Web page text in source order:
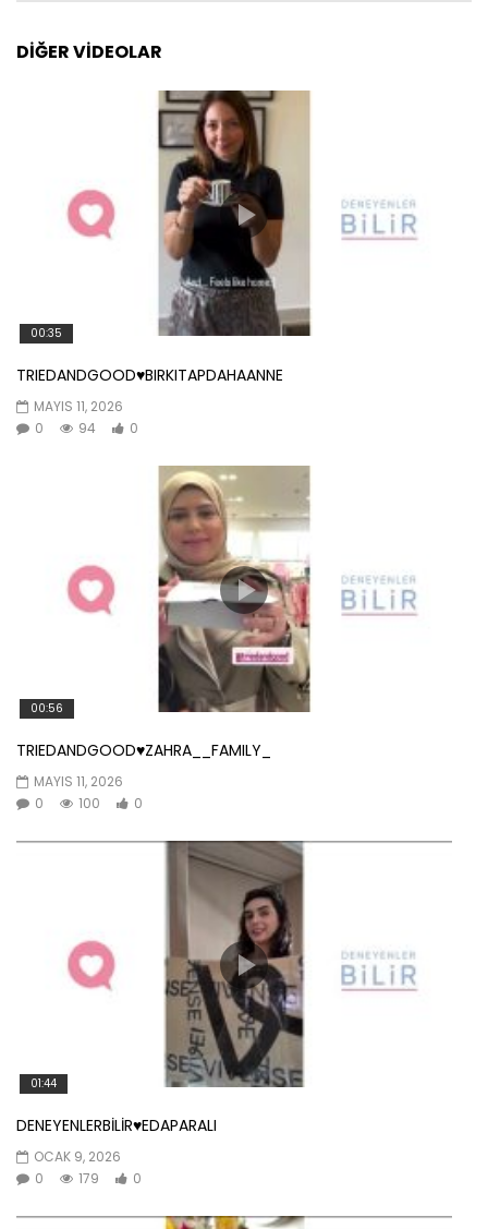
DIĞER VIDEOLAR
00:35
TRIEDANDGOOD♥️BIRKITAPDAHAANNE
MAYIS 11, 2026
0
94 0
00:56
TRIEDANDGOOD♥️ZAHRA__FAMILY_
MAYIS 11, 2026
0
100 0
01:44
DENEYENLERBİLİR♥️EDAPARALI
OCAK 9, 2026
0
179 0